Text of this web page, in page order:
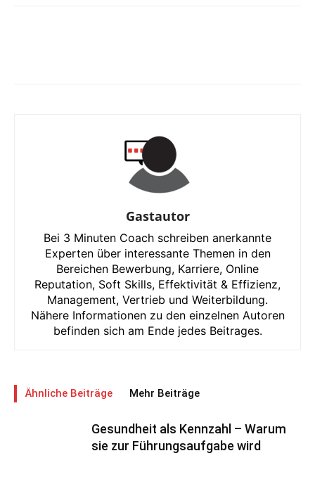
Gastautor
Bei 3 Minuten Coach schreiben anerkannte
Experten über interessante Themen in den
Bereichen Bewerbung, Karriere, Online
Reputation, Soft Skills, Effektivität & Effizienz,
Management, Vertrieb und Weiterbildung.
Nähere Informationen zu den einzelnen Autoren
befinden sich am Ende jedes Beitrages.
Ähnliche Beiträge Mehr Beiträge
Gesundheit als Kennzahl – Warum
sie zur Führungsaufgabe wird